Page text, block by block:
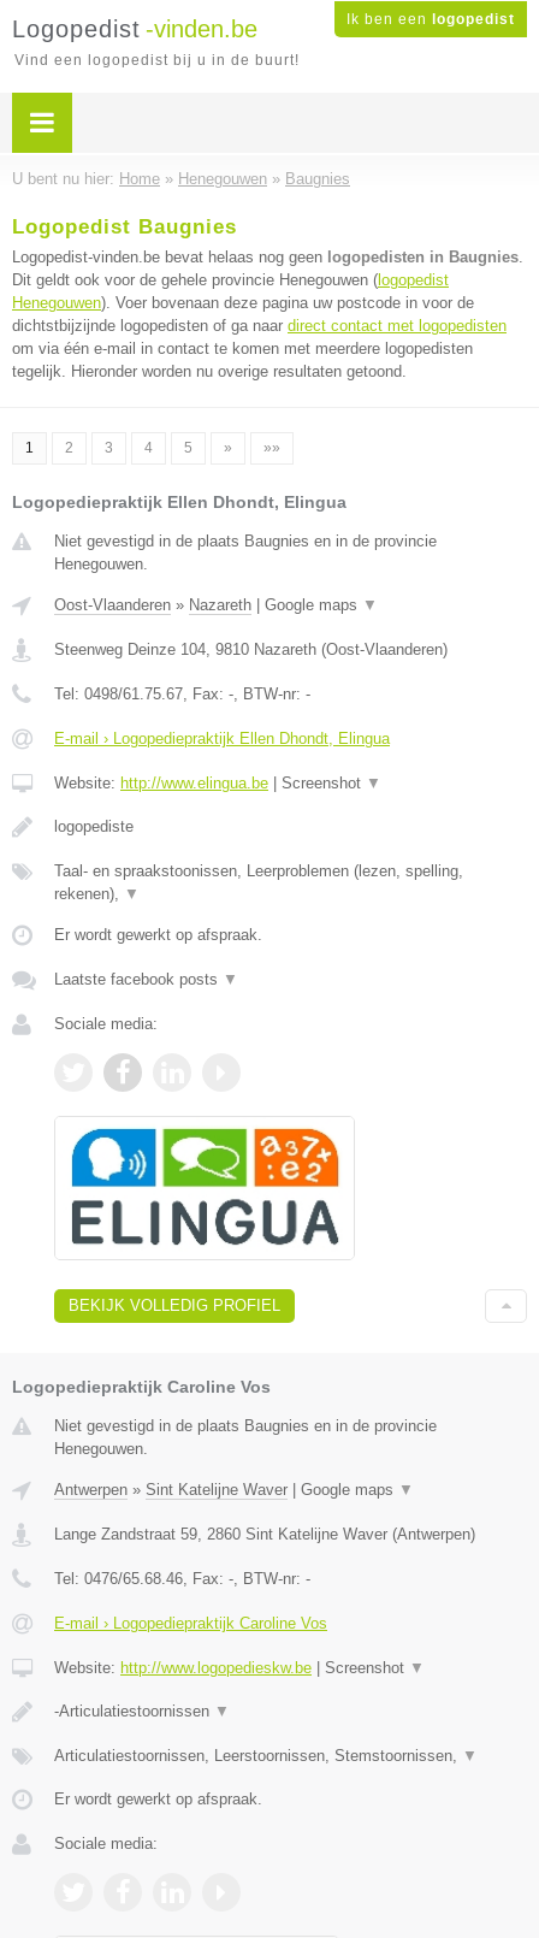
Ik ben een logopedist
Logopedist -vinden.be
Vind een logopedist bij u in de buurt!
U bent nu hier: Home » Henegouwen » Baugnies
Logopedist Baugnies
Logopedist-vinden.be bevat helaas nog geen logopedisten in Baugnies.
Dit geldt ook voor de gehele provincie Henegouwen ( logopedist
Henegouwen). Voer bovenaan deze pagina uw postcode in voor de
dichtstbijzijnde logopedisten of ga naar direct contact met logopedisten
om via één e-mail in contact te komen met meerdere logopedisten
tegelijk. Hieronder worden nu overige resultaten getoond.
1 2 3 4 5 » »»
Logopediepraktijk Ellen Dhondt, Elingua
Niet gevestigd in de plaats Baugnies en in de provincie
Henegouwen.
Oost-Vlaanderen » Nazareth Google maps ▼
Steenweg Deinze 104, 9810 Nazareth (Oost-Vlaanderen)
Tel: 0498/61.75.67, Fax: -, BTW-nr: -
E-mail › Logopediepraktijk Ellen Dhondt, Elingua
Website: http://www.elingua.be Screenshot ▼
logopediste
Taal- en spraakstoonissen, Leerproblemen (lezen, spelling,
rekenen), ▼
Er wordt gewerkt op afspraak.
Laatste facebook posts ▼
Sociale media:
BEKIJK VOLLEDIG PROFIEL
Logopediepraktijk Caroline Vos
Niet gevestigd in de plaats Baugnies en in de provincie
Henegouwen.
Antwerpen » Sint Katelijne Waver Google maps ▼
Lange Zandstraat 59, 2860 Sint Katelijne Waver (Antwerpen)
Tel: 0476/65.68.46, Fax: -, BTW-nr: -
E-mail › Logopediepraktijk Caroline Vos
Website: http://www.logopedieskw.be Screenshot ▼
-Articulatiestoornissen ▼
Articulatiestoornissen, Leerstoornissen, Stemstoornissen, ▼
Er wordt gewerkt op afspraak.
Sociale media: